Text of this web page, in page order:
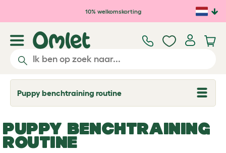
Ga naar de hoofdinhoud
10% welkomskorting
Puppy benchtraining routine
T
o
e
d
PUPPY BENCHTRAINING
ROUTINE